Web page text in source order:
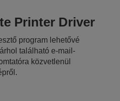
Printer Driver
program lehetővé
található e-mail-
közvetlenül